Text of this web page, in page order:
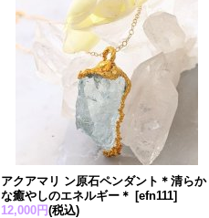
アクアマリ ン原石ペンダント＊清らか
な癒やしのエネルギー＊ [efn111]
12,000円(税込)